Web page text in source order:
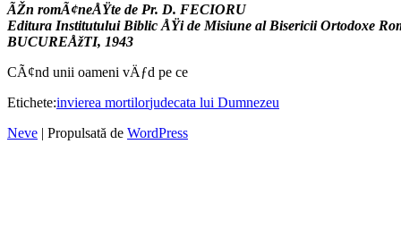
ÃŽn romÃ¢neÅŸte de Pr. D. FECIORU
Editura Institutului Biblic ÅŸi de Misiune al Bisericii Ortodoxe
BUCUREÅžTI, 1943
CÃ¢nd unii oameni vÄƒd pe ce
Etichete:invierea mortilorjudecata lui Dumnezeu
Neve | Propulsată de WordPress